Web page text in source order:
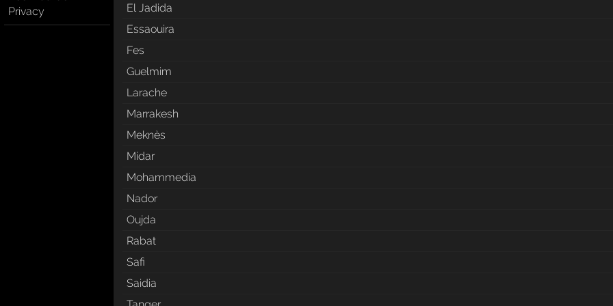
Privacy
El Jadida
Essaouira
Fes
Guelmim
Larache
Marrakesh
Meknès
Midar
Mohammedia
Nador
Oujda
Rabat
Safi
Saidia